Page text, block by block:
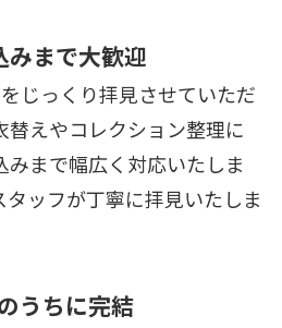
みまで大歓迎
じっくり拝見させていただ
替えやコレクション整理に
まで幅広く対応いたしま
ッフが丁寧に拝見いたしま
うちに完結